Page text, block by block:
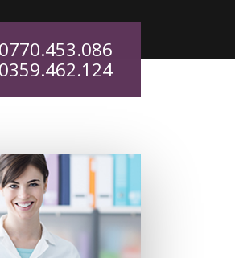
0770.453.086‬
0359.462.124